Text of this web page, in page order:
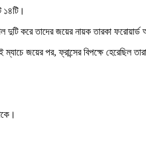
১৪টি।
করে তাদের জয়ের নায়ক তারকা ফরোয়ার্ড
জয়ের পর, ফ্রান্সের বিপক্ষে হেরেছিল